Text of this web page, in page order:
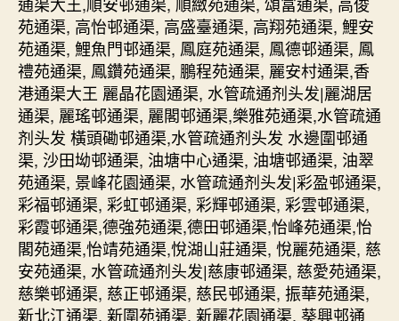
苑通渠, 高怡邨通渠, 高盛臺通渠, 高翔苑通渠, 鯉安
苑通渠, 鯉魚門邨通渠, 鳳庭苑通渠, 鳳德邨通渠, 鳳
禮苑通渠, 鳳鑽苑通渠, 鵬程苑通渠, 麗安村通渠,香
港通渠大王 麗晶花園通渠, 水管疏通剂头发|麗湖居
通渠, 麗瑤邨通渠, 麗閣邨通渠,樂雅苑通渠,水管疏通
剂头发 橫頭磡邨通渠,水管疏通剂头发 水邊圍邨通
渠, 沙田坳邨通渠, 油塘中心通渠, 油塘邨通渠, 油翠
苑通渠, 景峰花園通渠, 水管疏通剂头发|彩盈邨通渠,
彩福邨通渠, 彩虹邨通渠, 彩輝邨通渠, 彩雲邨通渠,
彩霞邨通渠,德強苑通渠,德田邨通渠,怡峰苑通渠,怡
閣苑通渠,怡靖苑通渠,悅湖山莊通渠, 悅麗苑通渠, 慈
安苑通渠, 水管疏通剂头发|慈康邨通渠, 慈愛苑通渠,
慈樂邨通渠, 慈正邨通渠, 慈民邨通渠, 振華苑通渠,
新北江通渠, 新圍苑通渠, 新麗花園通渠, 葵興邨通